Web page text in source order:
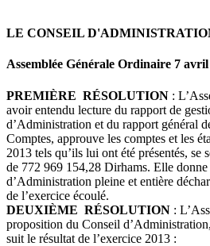
LE CONSEIL
Assemblée Générale Ordinaire 7 avril
PREMIÈRE RÉSOLUTION :
avoir entendu lecture du rapport de
d’Administration et du rapport général
Comptes, approuve les comptes et les
2013 tels qu’ils lui ont été présentés, se
de 772 969 154,28 Dirhams. Elle donne
d’Administration pleine et entière
de l’exercice écoulé.
DEUXIÈME RÉSOLUTION :
proposition du Conseil
suit le résultat de l’exercice 2013 :